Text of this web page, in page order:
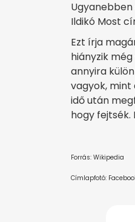
Ildikó Most
Ezt írja
hiányzik
annyira
vagyok, mint
idő után
hogy fejtsék.
Forrás: Wikipedia
Címlapfotó: